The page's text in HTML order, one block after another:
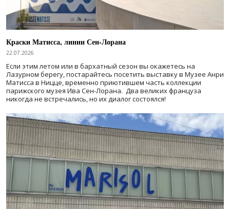
Краски Матисса, линии Сен-Лорана
22.07.2026
Если этим летом или в бархатный сезон вы окажетесь на
Лазурном берегу, постарайтесь посетить выставку в Музее Анри
Матисса в Ницце, временно приютившем часть коллекции
парижского музея Ива Сен-Лорана. Два великих француза
никогда не встречались, но их диалог состоялся!